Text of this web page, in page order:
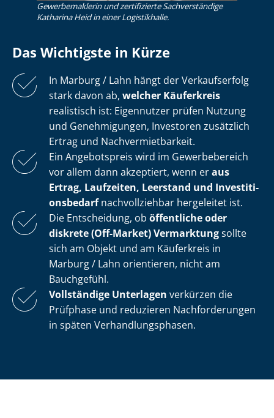
Gewerbemaklerin und zertifizierte Sachverständige
Katharina Heid in einer Logistikhalle.
Das Wichtigste in Kürze
In Marburg / Lahn hängt der Verkaufserfolg
stark davon ab, welcher Käuferkreis
realistisch ist: Eigennutzer prüfen Nutzung
und Genehmigungen, Investoren zusätzlich
Ertrag und Nach­ver­miet­bar­keit.
Ein Angebotspreis wird im Gewerbebereich
vor allem dann akzeptiert, wenn eraus
Ertrag, Laufzeiten, Leerstand und In­ves­ti­ti­
ons­be­darfnachvollziehbar hergeleitet ist.
Die Entscheidung, ob öffentliche oder
diskrete (Off-Market) Vermarktungsollte
sich am Objekt und am Käuferkreis in
Marburg / Lahn orientieren, nicht am
Bauchgefühl.
Vollständige Unterlagen verkürzen die
Prüfphase und reduzieren Nachforderungen
in späten Ver­hand­lungs­pha­sen.